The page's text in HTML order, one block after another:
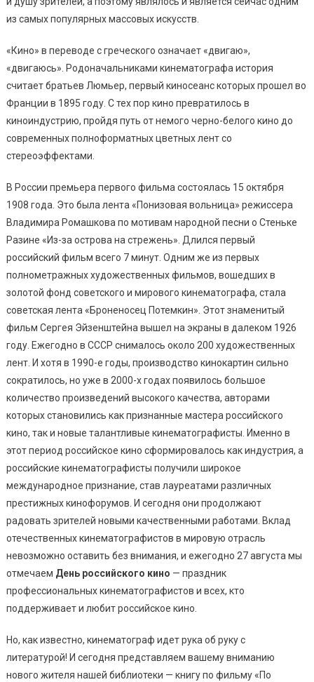
из самых популярных массовых искусств.
«Кино» в переводе с греческого означает «двигаю»,
«двигаюсь». Родоначальниками кинематографа история
считает братьев Люмьер, первый киносеанс которых прошел во
Франции в 1895 году. С тех пор кино превратилось в
киноиндустрию, пройдя путь от немого черно-белого кино до
современных полноформатных цветных лент со
стереоэффектами.
В России премьера первого фильма состоялась 15 октября
1908 года. Это была лента «Понизовая вольница» режиссера
Владимира Ромашкова по мотивам народной песни о Стеньке
Разине «Из-за острова на стрежень». Длился первый
российский фильм всего 7 минут. Одним же из первых
полнометражных художественных фильмов, вошедших в
золотой фонд советского и мирового кинематографа, стала
советская лента «Броненосец Потемкин». Этот знаменитый
фильм Сергея Эйзенштейна вышел на экраны в далеком 1926
году. Ежегодно в СССР снималось около 200 художественных
лент. И хотя в 1990-е годы, производство кинокартин сильно
сократилось, но уже в 2000-х годах появилось большое
количество произведений высокого качества, авторами
которых становились как признанные мастера российского
кино, так и новые талантливые кинематографисты. Именно в
этот период российское кино сформировалось как индустрия, а
российские кинематографисты получили широкое
международное признание, став лауреатами различных
престижных кинофорумов. И сегодня они продолжают
радовать зрителей новыми качественными работами. Вклад
отечественных кинематографистов в мировую отрасль
невозможно оставить без внимания, и ежегодно 27 августа мы
отмечаем День российского кино — праздник
профессиональных кинематографистов и всех, кто
поддерживает и любит российское кино.
Но, как известно, кинематограф идет рука об руку с
литературой! И сегодня представляем вашему вниманию
нового жителя нашей библиотеки — книгу по фильму «По